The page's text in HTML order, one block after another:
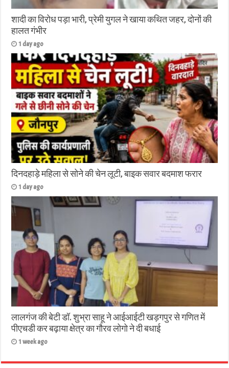
शादी का विरोध पड़ा भारी, प्रेमी युगल ने खाया कथित जहर, दोनों की
हालत गंभीर
1 day ago
दिनदहाड़े महिला से सोने की चेन लूटी, बाइक सवार बदमाश फरार
1 day ago
लालगंज की बेटी डॉ. शुभ्रा साहू ने आईआईटी खड़गपुर से गणित में
पीएचडी कर बढ़ाया क्षेत्र का गौरव लोगो ने दी बधाई
1 week ago